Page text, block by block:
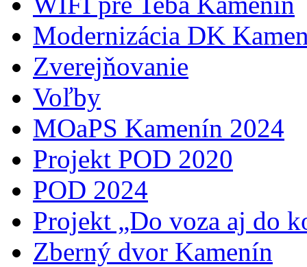
Modernizácia DK
Zverejňovanie
Voľby
MOaPS Kamenín 2024
Projekt POD 2020
POD 2024
Projekt „Do voza aj do
Zberný dvor Kamenín